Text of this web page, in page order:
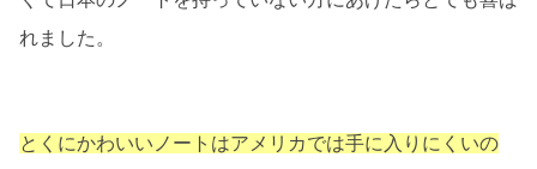
れました。
とく にかわいいノートはアメリカでは手に入りにくいの